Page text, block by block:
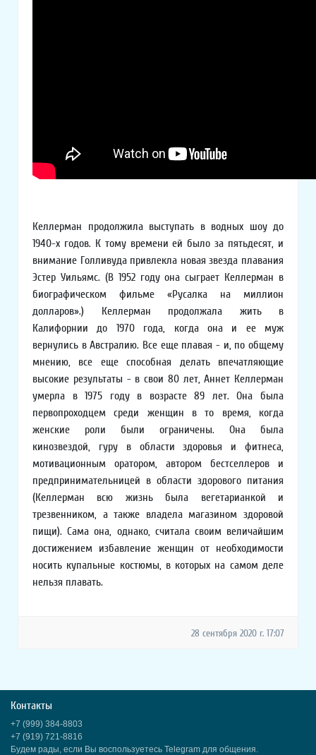
Келлерман продолжила выступать в водных шоу до
1940-х годов. К тому времени ей было за пятьдесят, и
внимание Голливуда привлекла новая звезда плавания
Эстер Уильямс. (В 1952 году она сыграет Келлерман в
биографическом фильме «Русалка на миллион
долларов».) Келлерман продолжала жить в
Калифорнии до 1970 года, когда она и ее муж
вернулись в Австралию. Все еще плавая - и, по общему
мнению, все еще способная делать впечатляющие
высокие результаты - в свои 80 лет, Аннет Келлерман
умерла в 1975 году в возрасте 89 лет. Она была
первопроходцем среди женщин в то время, когда
женские роли были ограничены. Она была
кинозвездой, гуру в области здоровья и фитнеса,
мотивационным оратором, автором бестселлеров и
предпринимательницей в области здорового питания
(Келлерман всю жизнь была вегетарианкой и
трезвенником, а также владела магазином здоровой
пищи). Сама она, однако, считала своим величайшим
достижением избавление женщин от необходимости
носить купальные костюмы, в которых на самом деле
нельзя плавать.
28 сентября 2020 г. 17:07
Контакты
+7 (999) 384-8803
+7 (919) 721-8816
Будем рады, если Вы воспользуетесь Telegram для общения.